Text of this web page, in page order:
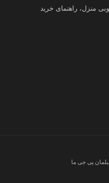
منزل، راهنمای خرید
پی جی ما